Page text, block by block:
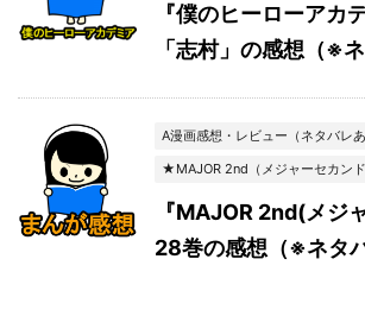
『僕のヒーローアカ
「志村」の感想（※
A漫画感想・レビュー（ネタバレあ
★MAJOR 2nd（メジャーセカンド
『MAJOR 2nd(メジ
28巻の感想（※ネタ